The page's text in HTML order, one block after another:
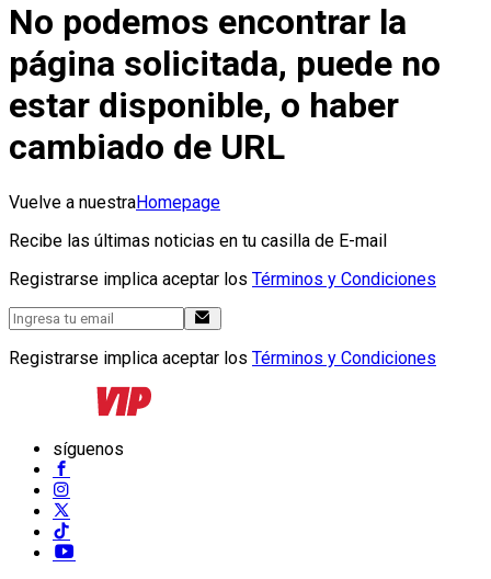
No podemos encontrar la
página solicitada, puede no
estar disponible, o haber
cambiado de URL
Vuelve a nuestraHomepage
Recibe las últimas noticias en tu casilla de E-mail
Registrarse implica aceptar los Términos y Condiciones
Registrarse implica aceptar los Términos y Condiciones
síguenos